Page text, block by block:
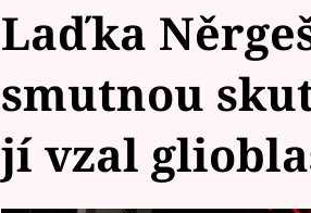
Laďka
smutnou
jí vzal